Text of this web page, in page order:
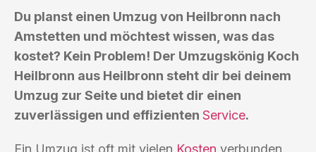
Du planst einen Umzug von Heilbronn nach
Amstetten und möchtest wissen, was das
kostet? Kein Problem! Der Umzugskönig Koch
Heilbronn aus Heilbronn steht dir bei deinem
Umzug zur Seite und bietet dir einen
zuverlässigen und effizienten Service.
Ein Umzug ist oft mit vielen Kosten verbunden,